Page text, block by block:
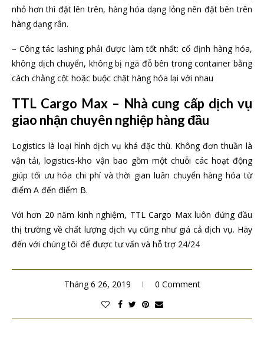
nhỏ hơn thì đặt lên trên, hàng hóa dạng lỏng nên đặt bên trên
hàng dạng rắn.
– Công tác lashing phải được làm tốt nhất: cố định hàng hóa,
không dịch chuyển, không bị ngã đỗ bên trong container bằng
cách chằng cột hoặc buộc chặt hàng hóa lại với nhau
TTL Cargo Max – Nhà cung cấp dịch vụ
giao nhận chuyên nghiệp hàng đầu
Logistics là loại hình dịch vụ khá đặc thù. Không đơn thuần là
vận tải, logistics-kho vận bao gồm một chuỗi các hoạt động
giúp tối ưu hóa chi phí và thời gian luân chuyển hàng hóa từ
điểm A đến điểm B.
Với hơn 20 năm kinh nghiệm, TTL Cargo Max luôn đứng đầu
thị trường về chất lượng dịch vụ cũng như giá cả dịch vụ. Hãy
đến với chúng tôi để được tư vấn và hỗ trợ 24/24
Tháng 6 26, 2019 0 Comment